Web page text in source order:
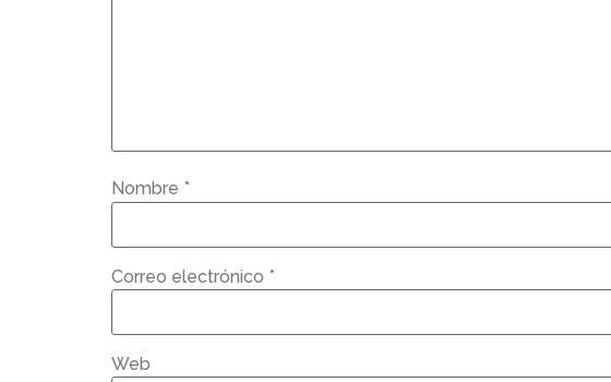
Nombre *
Correo electrónico *
Web